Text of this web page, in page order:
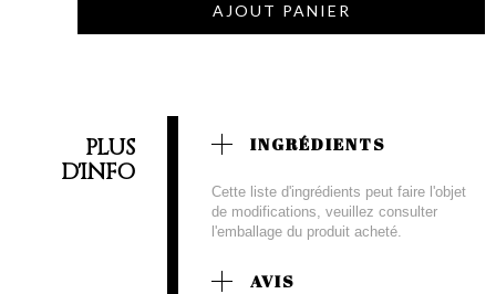
AJOUT PANIER
PLUS
D'INFO
INGRÉDIENTS
Cette liste d'ingrédients peut faire l'objet
de modifications, veuillez consulter
l'emballage du produit acheté.
AVIS